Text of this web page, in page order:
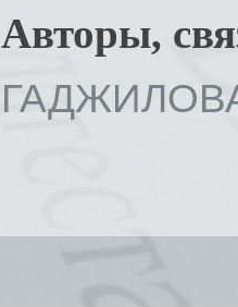
Авторы,